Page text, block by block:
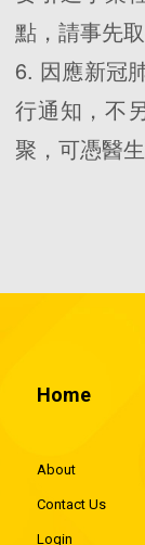
點，請事先
6. 因應新冠
行通知，不
聚，可憑醫
Home
About
Contact Us
Login